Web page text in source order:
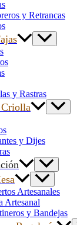
y Retrancas
y Rastras
y Dijes
Artesanales
Artesanal
y Bandejas